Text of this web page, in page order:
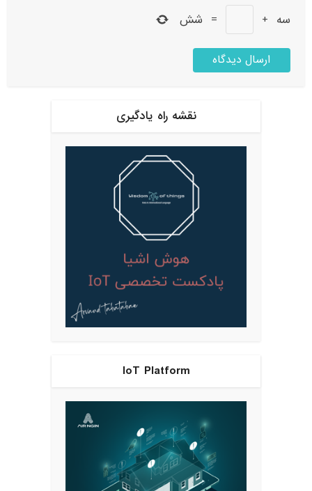
سه +
= شش
نقشه راه یادگیری
IoT Platform